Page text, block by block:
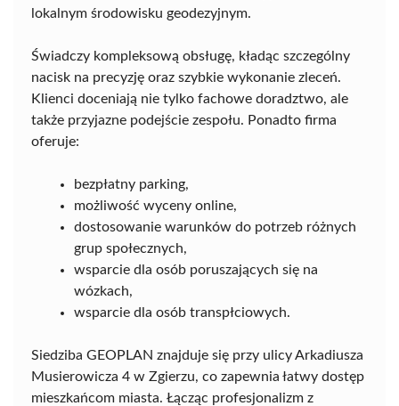
lokalnym środowisku geodezyjnym.
Świadczy kompleksową obsługę, kładąc szczególny
nacisk na precyzję oraz szybkie wykonanie zleceń.
Klienci doceniają nie tylko fachowe doradztwo, ale
także przyjazne podejście zespołu. Ponadto firma
oferuje:
bezpłatny parking,
możliwość wyceny online,
dostosowanie warunków do potrzeb różnych
grup społecznych,
wsparcie dla osób poruszających się na
wózkach,
wsparcie dla osób transpłciowych.
Siedziba GEOPLAN znajduje się przy ulicy Arkadiusza
Musierowicza 4 w Zgierzu, co zapewnia łatwy dostęp
mieszkańcom miasta. Łącząc profesjonalizm z